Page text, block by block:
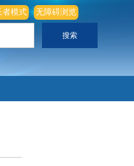
者模式 无障碍浏览